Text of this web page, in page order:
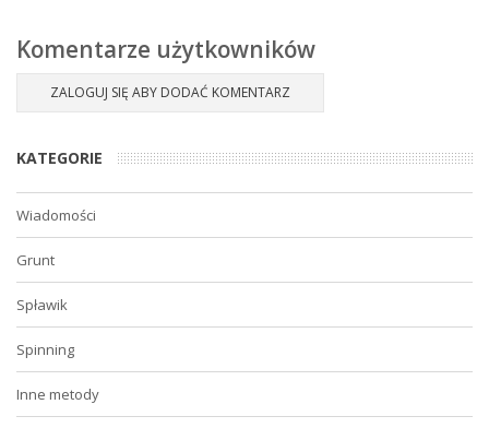
Komentarze użytkowników
ZALOGUJ SIĘ ABY DODAĆ KOMENTARZ
KATEGORIE
Wiadomości
Grunt
Spławik
Spinning
Inne metody